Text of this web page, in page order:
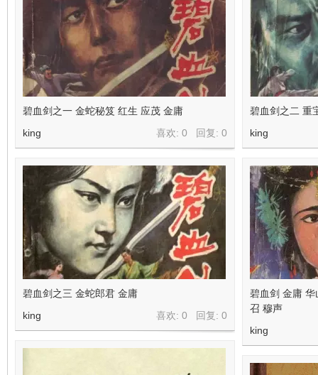
碧血剑之一 金蛇秘笈 红生 应茂 金庸
喜欢: 0 回复: 0
king
碧血剑之二 重
king
碧血剑之三 金蛇郎君 金庸
喜欢: 0 回复: 0
king
碧血剑 金庸
召 穆声
king